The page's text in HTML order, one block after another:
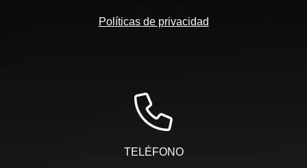
Políticas de privacidad
TELÉFONO